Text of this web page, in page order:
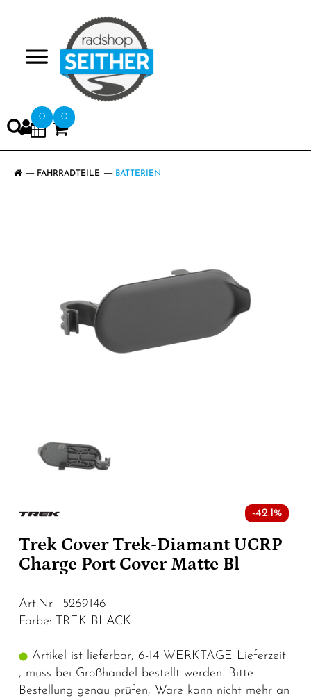
0 0
FAHRRADTEILE BATTERIEN
-42.1%
Trek Cover Trek-Diamant UCRP
Charge Port Cover Matte Bl
Art.Nr. 5269146
Farbe: TREK BLACK
Artikel ist lieferbar, 6-14 WERKTAGE Lieferzeit
, muss bei Großhandel bestellt werden. Bitte
Bestellung genau prüfen, Ware kann nicht mehr an